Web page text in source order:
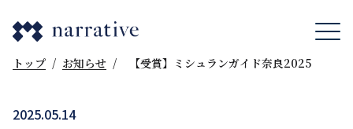
トップ / お知らせ / 【受賞】ミシュランガイド奈良2025
2025.05.14